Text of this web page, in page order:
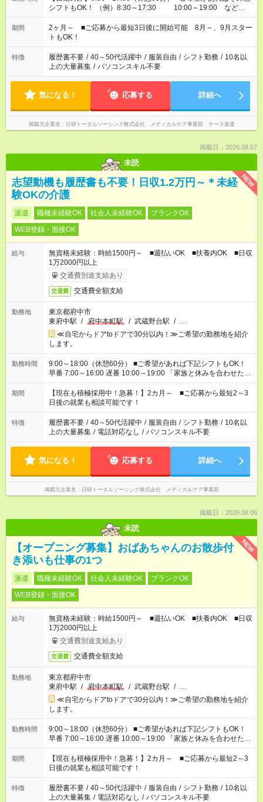
シフトもOK！ （例）8:30～17:30 10:00～19:00 など
「家族とお休みを合わせたい」 「できれば残業はしたくない」
など、あなたのご希望に沿ったお仕事をご紹介します！ ※Wワ
ーク希望の方へ 今ご覧のお仕事で希望する勤務時間と、もう1つ
のお仕事の勤務時間。 合計で週40時間を超える場合は応募でき
ません
期間
2ヶ月～ ■ご応募から最短3日後に開始可能 8月～、9月スター
トもOK！
特徴 履歴書不要 / 40～50代活躍中 / 服装自由 / シフト勤務 / 10名以
上の大量募集 / パソコンスキル不要
気になる！ 応募する 詳細へ
掲載元企業名 日研トータルソーシング株式会社 メディカルケア事業部 ナース派遣
掲載日：2026.08.07
未読
NEW
志望動機も履歴書も不要！日収1.2万円～＊未経
験OKの介護
派遣 職種未経験OK 社会人未経験OK
ブランクOK
WEB登録・面接OK
給与
無資格未経験：時給1500円～ ■週払いOK ■扶養内OK ■日収
1万2000円以上
交通費別途支給あり
交通費 交通費全額支給
勤務地
東京都府中市
東府中駅 / 府中本町駅 / 武蔵野台駅 / …
≪自宅からドアtoドアで30分以内！≫ご希望の勤務地を紹介
します。
勤務時間
9:00～18:00（休憩60分） ■ご希望があれば下記シフトもOK！
早番 7:00～16:00 遅番 10:00～19:00 「家族と休みを合わせた
い」 「余裕を持って夕飯の準備がしたい」 「できれば残業はし
たくない」 など、ご希望を教えてくださいね。 ※Wワーク希望
の方へ 今ご覧のお仕事で希望する勤務時間と、もう1つのお仕事
の勤務時間。 合計で週40時間を超える場合は応募できません。
期間
【現在も積極採用中！急募！】2カ月～ ■ご応募から最短2～3
日後の就業も相談可能です！
特徴 履歴書不要 / 40～50代活躍中 / 服装自由 / シフト勤務 / 10名以
上の大量募集 / 電話対応なし / パソコンスキル不要
気になる！ 応募する 詳細へ
掲載元企業名 日研トータルソーシング株式会社 メディカルケア事業部
掲載日：2026.08.06
未読
NEW
【オープニング募集】おばあちゃんのお散歩付
き添いも仕事の1つ
派遣 職種未経験OK 社会人未経験OK
ブランクOK
WEB登録・面接OK
給与
無資格未経験：時給1500円～ ■週払いOK ■扶養内OK ■日収
1万2000円以上
交通費別途支給あり
交通費 交通費全額支給
勤務地
東京都府中市
東府中駅 / 府中本町駅 / 武蔵野台駅 / …
≪自宅からドアtoドアで30分以内！≫ご希望の勤務地を紹介
します。
勤務時間
9:00～18:00（休憩60分） ■ご希望があれば下記シフトもOK！
早番 7:00～16:00 遅番 10:00～19:00 「家族と休みを合わせた
い」 「余裕を持って夕飯の準備がしたい」 「できれば残業はし
たくない」 など、ご希望を教えてくださいね。 ※Wワーク希望
の方へ 今ご覧のお仕事で希望する勤務時間と、もう1つのお仕事
の勤務時間。 合計で週40時間を超える場合は応募できません。
期間
【現在も積極採用中！急募！】2カ月～ ■ご応募から最短2～3
日後の就業も相談可能です！
特徴 履歴書不要 / 40～50代活躍中 / 服装自由 / シフト勤務 / 10名以
上の大量募集 / 電話対応なし / パソコンスキル不要